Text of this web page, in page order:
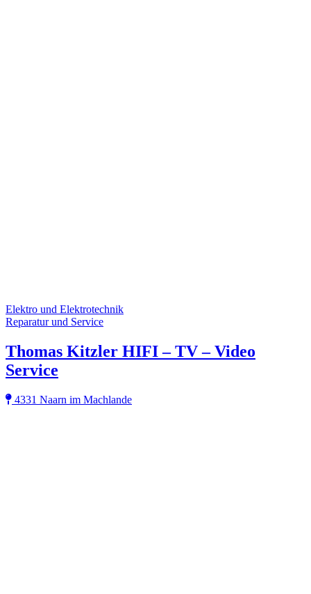
Elektro und Elektrotechnik
Reparatur und Service
Thomas Kitzler HIFI – TV – Video
Service
4331 Naarn im Machlande